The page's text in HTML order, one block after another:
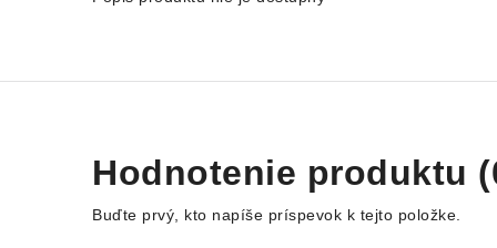
Hodnotenie produktu
Buďte prvý, kto napíše príspevok k tejto položke.